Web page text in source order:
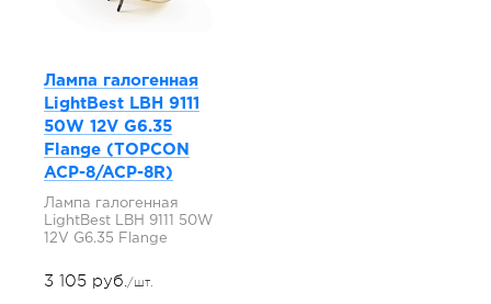
Лампа галогенная
LightBest LBH 9111
50W 12V G6.35
Flange (TOPCON
ACP-8/ACP-8R)
Лампа галогенная
LightBest LBH 9111 50W
12V G6.35 Flange
3 105 руб./шт.